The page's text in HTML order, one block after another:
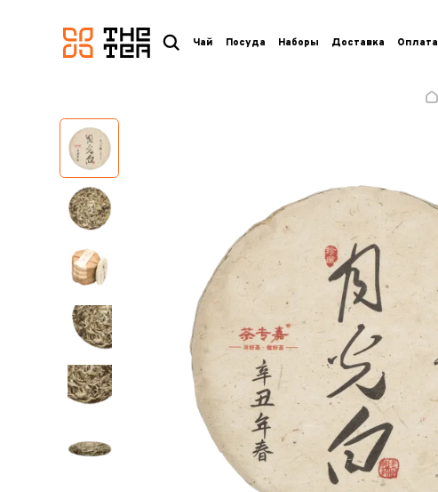
логотип
Чай Посуда Наборы Доставка Оплата